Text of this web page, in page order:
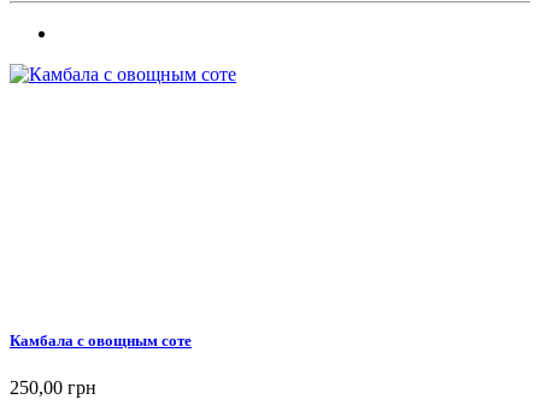
Камбала с овощным соте
250,00 грн